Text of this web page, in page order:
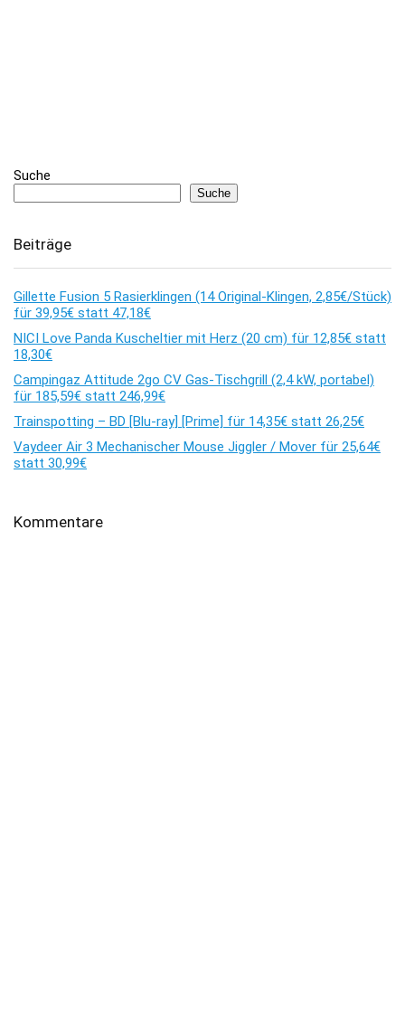
Suche
Suche
Beiträge
Gillette Fusion 5 Rasierklingen (14 Original-Klingen, 2,85€/Stück)
für 39,95€ statt 47,18€
NICI Love Panda Kuscheltier mit Herz (20 cm) für 12,85€ statt
18,30€
Campingaz Attitude 2go CV Gas-Tischgrill (2,4 kW, portabel)
für 185,59€ statt 246,99€
Trainspotting – BD [Blu-ray] [Prime] für 14,35€ statt 26,25€
Vaydeer Air 3 Mechanischer Mouse Jiggler / Mover für 25,64€
statt 30,99€
Kommentare